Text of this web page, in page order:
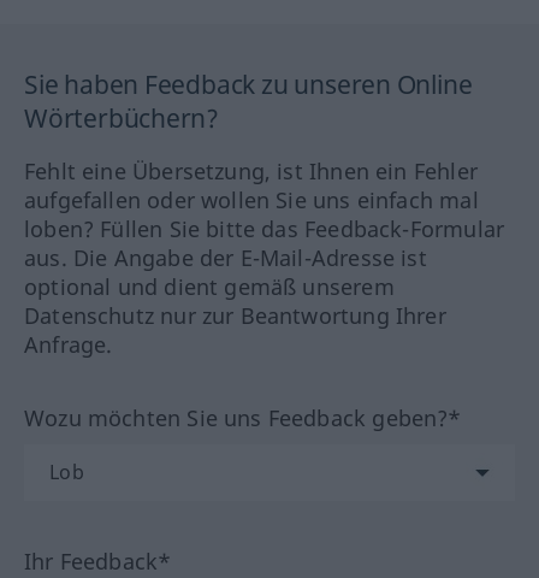
Sie haben Feedback zu unseren Online
Wörterbüchern?
Fehlt eine Übersetzung, ist Ihnen ein Fehler
aufgefallen oder wollen Sie uns einfach mal
loben? Füllen Sie bitte das Feedback-Formular
aus. Die Angabe der E-Mail-Adresse ist
optional und dient gemäß unserem
Datenschutz nur zur Beantwortung Ihrer
Anfrage.
Wozu möchten Sie uns Feedback geben?*
Ihr Feedback*